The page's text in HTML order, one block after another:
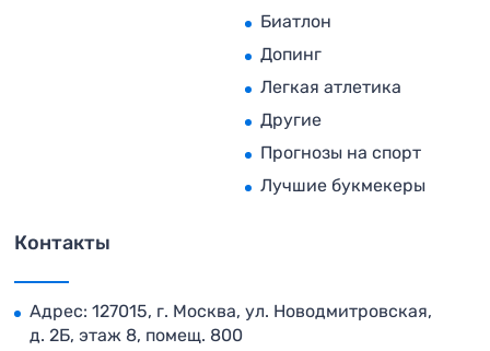
Биатлон
Допинг
Легкая атлетика
Другие
Прогнозы на спорт
Лучшие букмекеры
Контакты
Адрес: 127015, г. Москва, ул. Новодмитровская,
д. 2Б, этаж 8, помещ. 800